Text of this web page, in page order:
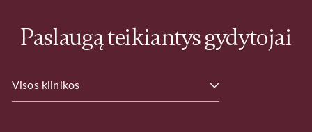
Paslaugą teikiantys gydytojai
Visos klinikos